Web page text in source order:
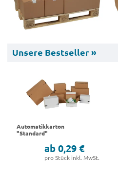
Unsere Bestseller »
Automatikkarton
"Standard"
ab 0,29 €
pro Stück inkl. MwSt.